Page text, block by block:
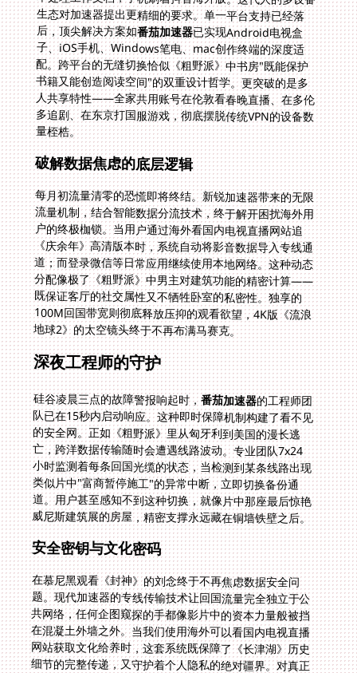
后，顶尖解决方案如番茄加速器已实现Android电视盒
子、iOS手机、Windows笔电、mac创作终端的深度适
配。跨平台的无缝切换恰似《粗野派》中书房"既能保护
书籍又能创造阅读空间"的双重设计哲学。更突破的是多
人共享特性——全家共用账号在伦敦看春晚直播、在多伦
多追剧、在东京打国服游戏，彻底摆脱传统VPN的设备数
量桎梏。
破解数据焦虑的底层逻辑
每月初流量清零的恐慌即将终结。新锐加速器带来的无限
流量机制，结合智能数据分流技术，终于解开困扰海外用
户的终极枷锁。当用户通过海外看国内电视直播网站追
《庆余年》高清版本时，系统自动将影音数据导入专线通
道；而登录微信等日常应用继续使用本地网络。这种动态
分配像极了《粗野派》中男主对建筑功能的精密计算——
既保证客厅的社交属性又不牺牲卧室的私密性。独享的
100M回国带宽则彻底释放压抑的观看欲望，4K版《流浪
地球2》的太空镜头终于不再布满马赛克。
深夜工程师的守护
硅谷凌晨三点的故障警报响起时，番茄加速器的工程师团
队已在15秒内启动响应。这种即时保障机制构建了看不见
的安全网。正如《粗野派》里从匈牙利到美国的漫长逃
亡，跨洋数据传输随时会遭遇线路波动。专业团队7x24
小时监测着每条回国光缆的状态，当检测到某条线路出现
类似片中"富商暂停施工"的异常中断，立即切换备份通
道。用户甚至感知不到这种切换，就像片中那座最后惊艳
威尼斯建筑展的房屋，精密支撑永远藏在铜墙铁壁之后。
安全密钥与文化密码
在慕尼黑观看《封神》的刘念终于不再焦虑数据安全问
题。现代加速器的专线传输技术让回国流量完全独立于公
共网络，任何企图窥探的手都像影片中的资本力量般被挡
在混凝土外墙之外。当我们使用海外可以看国内电视直播
网站获取文化给养时，这套系统既保障了《长津湖》历史
细节的完整传递，又守护着个人隐私的绝对疆界。对真正
懂技术的海外用户来说，速度竞赛已成过去时，安全边界